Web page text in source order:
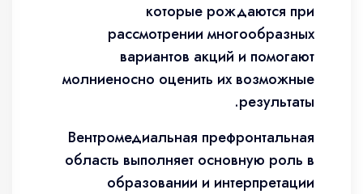
которые рождаются при
рассмотрении многообразных
вариантов акций и помогают
молниеносно оценить их возможные
результаты.
Вентромедиальная префронтальная
область выполняет основную роль в
образовании и интерпретации